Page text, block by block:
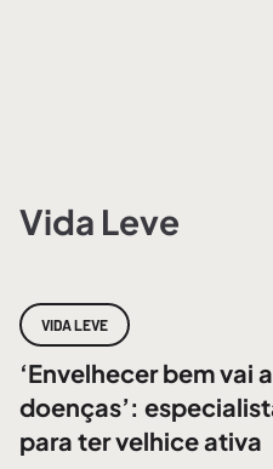
Vida Leve
VIDA LEVE
‘Envelhecer bem vai
doenças’:
para ter velhice ativa